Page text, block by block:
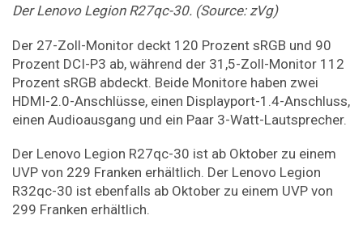
Der Lenovo Legion R27qc-30. (Source: zVg)
Der 27-Zoll-Monitor deckt 120 Prozent sRGB und 90
Prozent DCI-P3 ab, während der 31,5-Zoll-Monitor 112
Prozent sRGB abdeckt. Beide Monitore haben zwei
HDMI-2.0-Anschlüsse, einen Displayport-1.4-Anschluss,
einen Audioausgang und ein Paar 3-Watt-Lautsprecher.
Der Lenovo Legion R27qc-30 ist ab Oktober zu einem
UVP von 229 Franken erhältlich. Der Lenovo Legion
R32qc-30 ist ebenfalls ab Oktober zu einem UVP von
299 Franken erhältlich.